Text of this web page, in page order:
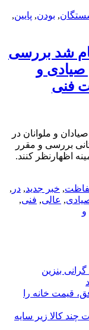
, بودن, پایین,
شد بررسی
و
فنی
و ملوانان در
بررسی و مقرر
اظهارنظر کنند.
, خبر جدید, در ,
, عالی, فنی,
و
گرانی بنزین
قیمت خانه را
چند کالا زیر سایه